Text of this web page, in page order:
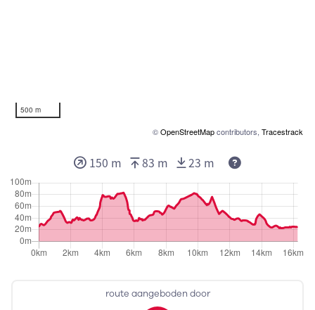
500 m
©OpenStreetMapcontributors, Tracestrack
route aangeboden door
150 m 83 m 23 m